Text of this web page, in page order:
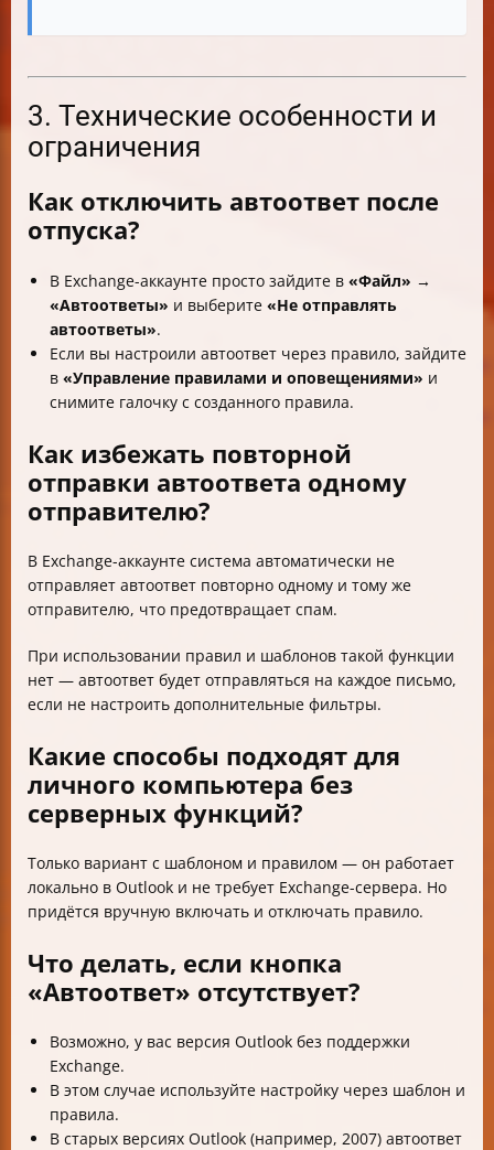
3. Технические особенности и
ограничения
Как отключить автоответ после
отпуска?
В Exchange-аккаунте просто зайдите в «Файл» →
«Автоответы» и выберите «Не отправлять
автоответы».
Если вы настроили автоответ через правило, зайдите
в «Управление правилами и оповещениями» и
снимите галочку с созданного правила.
Как избежать повторной
отправки автоответа одному
отправителю?
В Exchange-аккаунте система автоматически не
отправляет автоответ повторно одному и тому же
отправителю, что предотвращает спам.
При использовании правил и шаблонов такой функции
нет — автоответ будет отправляться на каждое письмо,
если не настроить дополнительные фильтры.
Какие способы подходят для
личного компьютера без
серверных функций?
Только вариант с шаблоном и правилом — он работает
локально в Outlook и не требует Exchange-сервера. Но
придётся вручную включать и отключать правило.
Что делать, если кнопка
«Автоответ» отсутствует?
Возможно, у вас версия Outlook без поддержки
Exchange.
В этом случае используйте настройку через шаблон и
правила.
В старых версиях Outlook (например, 2007) автоответ